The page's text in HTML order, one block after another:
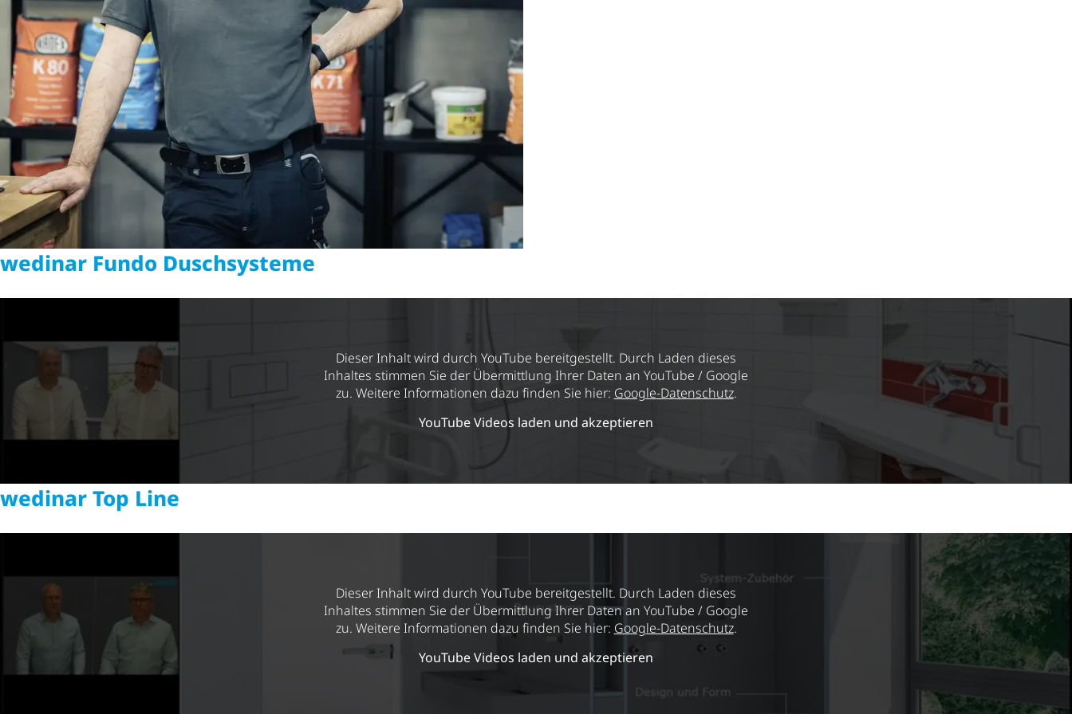
wedinar Fundo Duschsysteme
Dieser Inhalt wird durch YouTube bereitgestellt. Durch Laden dieses
Inhaltes stimmen Sie der Übermittlung Ihrer Daten an YouTube / Google
zu. Weitere Informationen dazu finden Sie hier: Google-Datenschutz.
YouTube Videos laden und akzeptieren
wedinar Top Line
Dieser Inhalt wird durch YouTube bereitgestellt. Durch Laden dieses
Inhaltes stimmen Sie der Übermittlung Ihrer Daten an YouTube / Google
zu. Weitere Informationen dazu finden Sie hier: Google-Datenschutz.
YouTube Videos laden und akzeptieren